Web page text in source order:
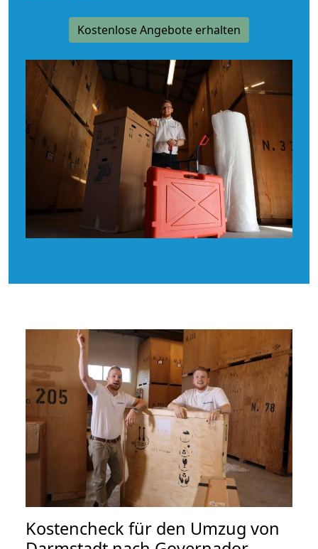
Kostenlose Angebote erhalten
Kostencheck für den Umzug von